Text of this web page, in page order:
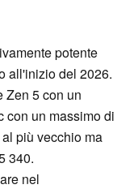
potente
all'inizio del 2026.
Zen 5 con un
con un massimo di
più vecchio ma
340.
nel